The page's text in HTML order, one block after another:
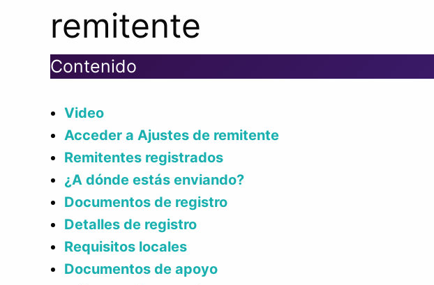
remitente
Contenido
Video
Acceder a Ajustes de remitente
Remitentes registrados
¿A dónde estás enviando?
Documentos de registro
Detalles de registro
Requisitos locales
Documentos de apoyo